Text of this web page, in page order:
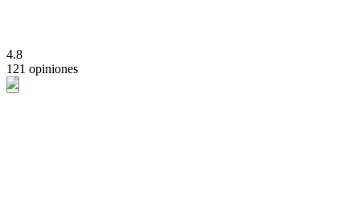
4.8
121 opiniones